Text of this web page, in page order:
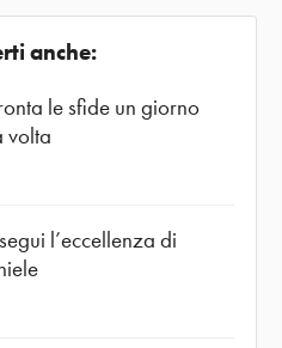
anche:
le sfide un giorno
volta
l’eccellenza di